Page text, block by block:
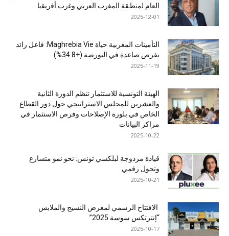
اﻟﻌﺎم ﻟﻣﻧطﻘﺔ اﻟﻣﻐرب اﻟﻌرﺑﻲ وﻏرب أﻓرﯾﻘﯾﺎ
2025-12-01
التأمينات المغربية حياة Maghrebia Vie: فاعل رائد
بفرص صاعدة في البورصة (+34.8%)
2025-11-19
الهيئة التونسية للاستثمار تنظم الدورة الثانية
والعشرين للمجلس الاستراتيجي حول دور القطاع
الخاص في بلورة الإصلاحات وفرص الاستثمار في
مراكز البيانات
2025-10-22
قيادة مزدوجة لبلكسي تونس: نحو نمو متسارع
وتحول رقمي
2025-10-21
الافتتاح الرسمي لمعرض النسيج والملابس
“إنترتكس سوسة 2025”
2025-10-17